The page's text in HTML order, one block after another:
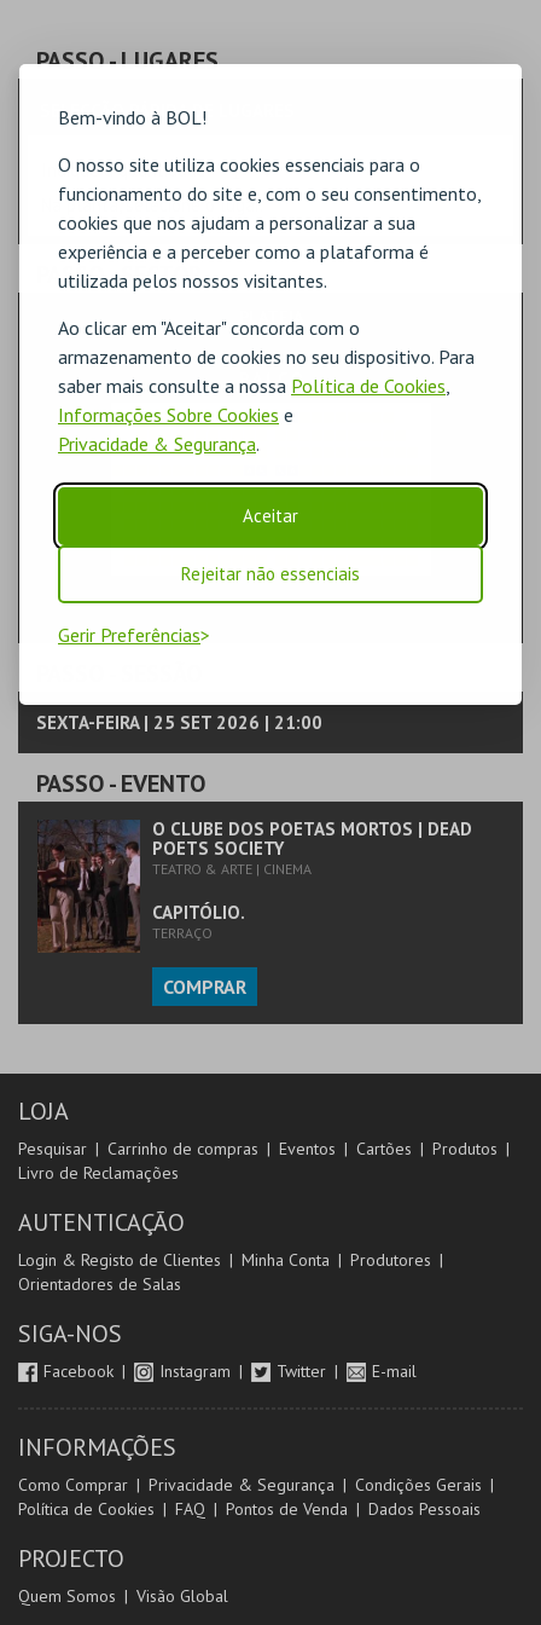
Bem-vindo à BOL!
O nosso site utiliza cookies essenciais para o
funcionamento do site e, com o seu consentimento,
cookies que nos ajudam a personalizar a sua
experiência e a perceber como a plataforma é
utilizada pelos nossos visitantes.
Ao clicar em "Aceitar" concorda com o
armazenamento de cookies no seu dispositivo. Para
saber mais consulte a nossa Política de Cookies,
Informações Sobre Cookies e
Privacidade & Segurança.
Aceitar
Rejeitar não essenciais
Gerir Preferências
PASSO- LUGARES
SELECÇÃO RÁPIDA DE LUGARES
Indique a quantidade
Na planta, selecione o lugar.
PASSO- SECTOR
PLATEIA
SEXTA-FEIRA | 25 SET 2026 | 21:00
PASSO- EVENTO
O CLUBE DOS POETAS MORTOS | DEAD
POETS SOCIETY
TEATRO & ARTE | CINEMA
CAPITÓLIO.
TERRAÇO
COMPRAR
LOJA
Pesquisar Carrinho de compras Eventos Cartões
Produtos
Livro de Reclamações
AUTENTICAÇÃO
Login & Registo de Clientes Minha Conta
Produtores
Orientadores de Salas
SIGA-NOS
Facebook Instagram Twitter E-mail
INFORMAÇÕES
Como Comprar Privacidade & Segurança
Condições Gerais
Política de Cookies
FAQ Pontos de Venda Dados Pessoais
PROJECTO
Quem Somos Visão Global